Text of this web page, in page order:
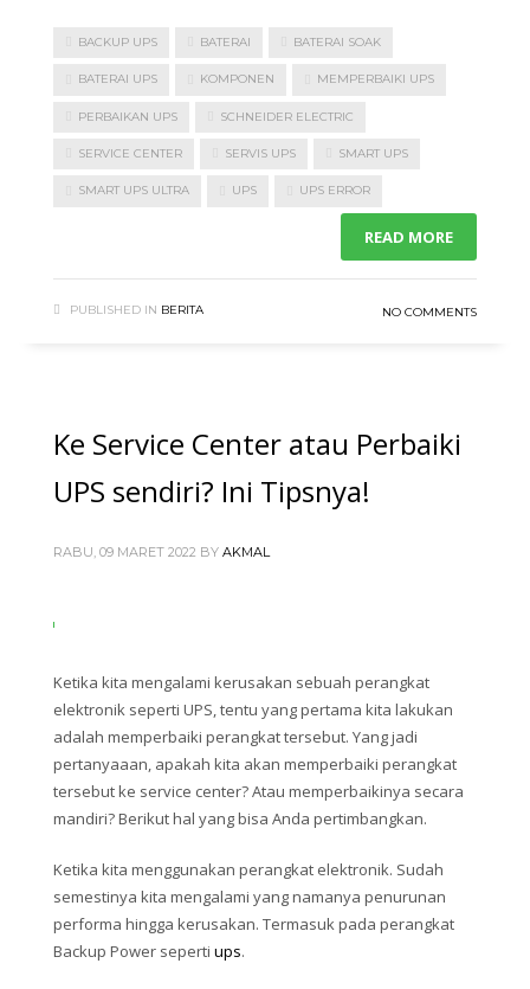
BACKUP UPS BATERAI BATERAI SOAK
BATERAI UPS KOMPONEN MEMPERBAIKI UPS
PERBAIKAN UPS SCHNEIDER ELECTRIC
SERVICE CENTER SERVIS UPS SMART UPS
SMART UPS ULTRA UPS UPS ERROR
READ MORE
PUBLISHED IN BERITA NO COMMENTS
Ke Service Center atau Perbaiki
UPS sendiri? Ini Tipsnya!
RABU, 09 MARET 2022 BY AKMAL
Ketika kita mengalami kerusakan sebuah perangkat
elektronik seperti UPS, tentu yang pertama kita lakukan
adalah memperbaiki perangkat tersebut. Yang jadi
pertanyaaan, apakah kita akan memperbaiki perangkat
tersebut ke service center? Atau memperbaikinya secara
mandiri? Berikut hal yang bisa Anda pertimbangkan.
Ketika kita menggunakan perangkat elektronik. Sudah
semestinya kita mengalami yang namanya penurunan
performa hingga kerusakan. Termasuk pada perangkat
Backup Power seperti ups.